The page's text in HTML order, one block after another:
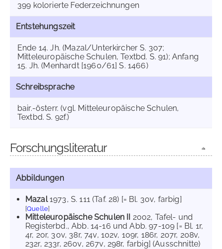
399 kolorierte Federzeichnungen
Entstehungszeit
Ende 14. Jh. (Mazal/Unterkircher S. 307;
Mitteleuropäische Schulen, Textbd. S. 91); Anfang
15. Jh. (Menhardt [1960/61] S. 1466)
Schreibsprache
bair.-österr. (vgl. Mitteleuropäische Schulen,
Textbd. S. 92f.)
Forschungsliteratur
Abbildungen
Mazal1973, S. 111 (Taf. 28) [= Bl. 30v, farbig]
[Quelle]
Mitteleuropäische Schulen II 2002, Tafel- und
Registerbd., Abb. 14-16 und Abb. 97-109 [= Bl. 1r,
4r, 20r, 30v, 38r, 74v, 102v, 109r, 186r, 207r, 208v,
232r, 233r, 260v, 267v, 298r, farbig] (Ausschnitte)